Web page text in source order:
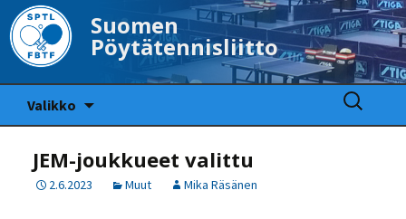
Suomen
Pöytätennisliitto
Valikko
Haku:
JEM-joukkueet valittu
2.6.2023 Muut Mika Räsänen